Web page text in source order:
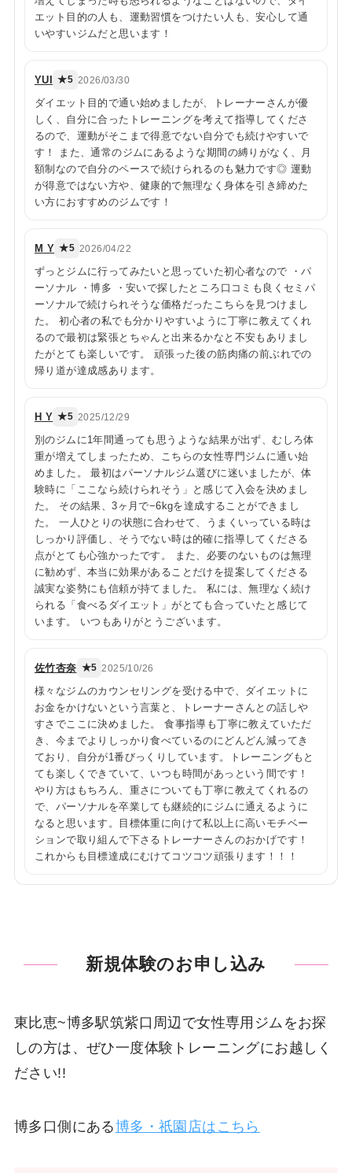
エット目的の人も、運動習慣をつけたい人も、安心して通
いやすいジムだと思います！
YUI ★5 2026/03/30
ダイエット目的で通い始めましたが、トレーナーさんが優
しく、自分に合ったトレーニングを考えて指導してくださ
るので、運動がそこまで得意でない自分でも続けやすいで
す！ また、通常のジムにあるような期間の縛りがなく、月
額制なので自分のペースで続けられるのも魅力です◎ 運動
が得意ではない方や、健康的で無理なく身体を引き締めた
い方におすすめのジムです！
M Y ★5 2026/04/22
ずっとジムに行ってみたいと思っていた初心者なので ・パ
ーソナル ・博多 ・安いで探したところ口コミも良くセミパ
ーソナルで続けられそうな価格だったこちらを見つけまし
た。 初心者の私でも分かりやすいように丁寧に教えてくれ
るので最初は緊張とちゃんと出来るかなと不安もありまし
たがとても楽しいです。 頑張った後の筋肉痛の前ぶれでの
帰り道が達成感あります。
H Y ★5 2025/12/29
別のジムに1年間通っても思うような結果が出ず、むしろ体
重が増えてしまったため、こちらの女性専門ジムに通い始
めました。 最初はパーソナルジム選びに迷いましたが、体
験時に「ここなら続けられそう」と感じて入会を決めまし
た。 その結果、3ヶ月で−6kgを達成することができまし
た。 一人ひとりの状態に合わせて、うまくいっている時は
しっかり評価し、そうでない時は的確に指導してくださる
点がとても心強かったです。 また、必要のないものは無理
に勧めず、本当に効果があることだけを提案してくださる
誠実な姿勢にも信頼が持てました。 私には、無理なく続け
られる「食べるダイエット」がとても合っていたと感じて
います。 いつもありがとうございます。
佐竹杏奈 ★5 2025/10/26
様々なジムのカウンセリングを受ける中で、ダイエットに
お金をかけないという言葉と、トレーナーさんとの話しや
すさでここに決めました。 食事指導も丁寧に教えていただ
き、今までよりしっかり食べているのにどんどん減ってき
ており、自分が1番びっくりしています。トレーニングもと
ても楽しくできていて、いつも時間があっという間です！
やり方はもちろん、重さについても丁寧に教えてくれるの
で、パーソナルを卒業しても継続的にジムに通えるように
なると思います。目標体重に向けて私以上に高いモチベー
ションで取り組んで下さるトレーナーさんのおかげです！
これからも目標達成にむけてコツコツ頑張ります！！！
新規体験のお申し込み
東比恵~博多駅筑紫口周辺で女性専用ジムをお探
しの方は、ぜひ一度体験トレーニングにお越しく
ださい!!
博多口側にある博多・祇園店はこちら